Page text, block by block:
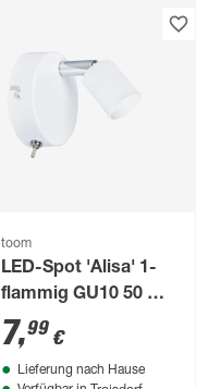
toom
LED-Spot 'Alisa' 1-
flammig GU10 50 W
8 cm
7,99 €
Lieferung nach Hause